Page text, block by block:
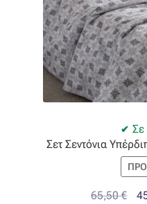
Η εταιρεία μας
Θάλασσα
Κατάστημα
Σε
Σετ Σεντόνια
65,50€